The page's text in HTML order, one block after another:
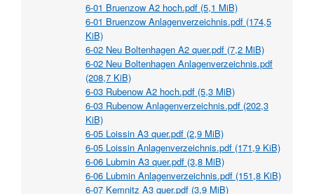
6-01 Bruenzow A2 hoch.pdf (5,1 MiB)
6-01 Bruenzow Anlagenverzeichnis.pdf (174,5
KiB)
6-02 Neu Boltenhagen A2 quer.pdf (7,2 MiB)
6-02 Neu Boltenhagen Anlagenverzeichnis.pdf
(208,7 KiB)
6-03 Rubenow A2 hoch.pdf (5,3 MiB)
6-03 Rubenow Anlagenverzeichnis.pdf (202,3
KiB)
6-05 Loissin A3 quer.pdf (2,9 MiB)
6-05 Loissin Anlagenverzeichnis.pdf (171,9 KiB)
6-06 Lubmin A3 quer.pdf (3,8 MiB)
6-06 Lubmin Anlagenverzeichnis.pdf (151,8 KiB)
6-07 Kemnitz A3 quer.pdf (3,9 MiB)